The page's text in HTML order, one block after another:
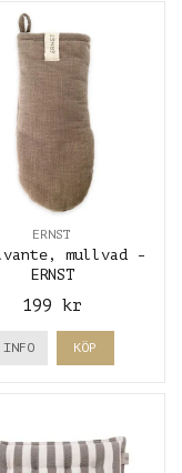
ERNST
mullvad -
ERNST
199 kr
INFO KÖP